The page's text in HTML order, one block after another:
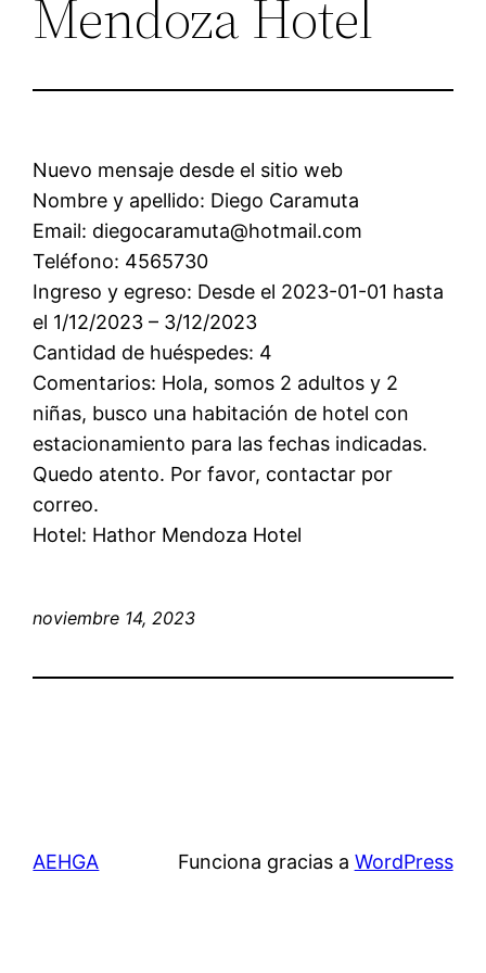
Mendoza Hotel
Nuevo mensaje desde el sitio web
Nombre y apellido: Diego Caramuta
Email: diegocaramuta@hotmail.com
Teléfono: 4565730
Ingreso y egreso: Desde el 2023-01-01 hasta
el 1/12/2023 – 3/12/2023
Cantidad de huéspedes: 4
Comentarios: Hola, somos 2 adultos y 2
niñas, busco una habitación de hotel con
estacionamiento para las fechas indicadas.
Quedo atento. Por favor, contactar por
correo.
Hotel: Hathor Mendoza Hotel
noviembre 14, 2023
AEHGA Funciona gracias a WordPress